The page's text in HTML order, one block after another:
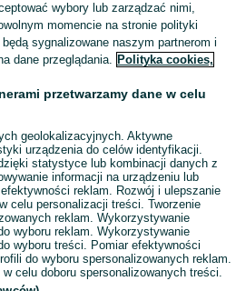
Zobacz
wybory lub zarządzać nimi,
momencie na stronie polityki
sygnalizowane naszym partnerom i
dane przeglądania. Polityka cookies,
przetwarzamy dane w celu
geolokalizacyjnych. Aktywne
urządzenia do celów identyfikacji.
statystyce lub kombinacji danych z
informacji na urządzeniu lub
reklam. Rozwój i ulepszanie
celu personalizacji treści. Tworzenie
reklam. Wykorzystywanie
wyboru reklam. Wykorzystywanie
wyboru treści. Pomiar efektywności
do wyboru spersonalizowanych reklam.
celu doboru spersonalizowanych treści.